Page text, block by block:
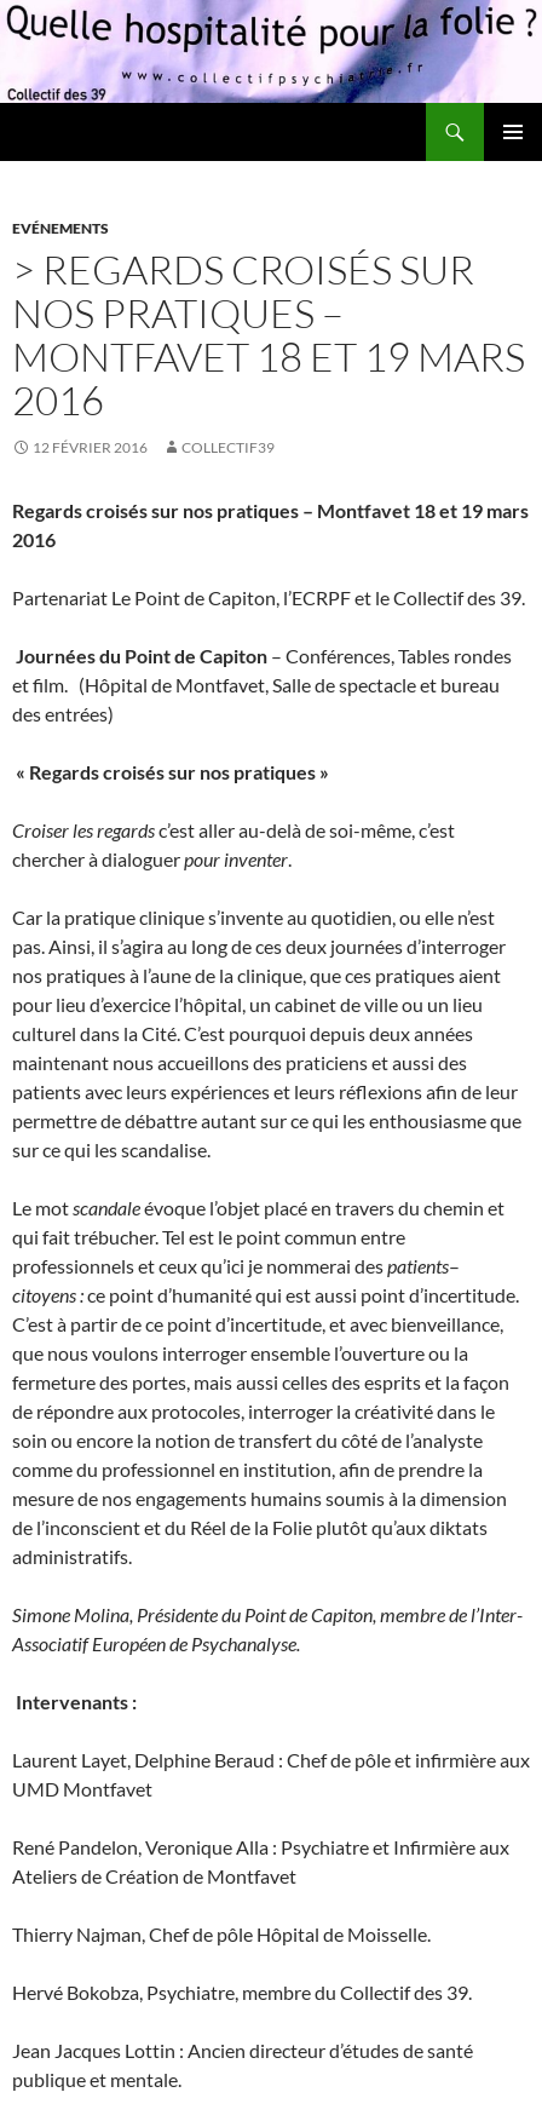
EVÉNEMENTS
> REGARDS CROISÉS SUR
NOS PRATIQUES –
MONTFAVET 18 ET 19 MARS
2016
12 FÉVRIER 2016 COLLECTIF39
Regards croisés sur nos pratiques – Montfavet 18 et 19 mars
2016
Partenariat Le Point de Capiton, l’ECRPF et le Collectif des 39.
Journées du Point de Capiton – Conférences, Tables rondes
et film. (Hôpital de Montfavet, Salle de spectacle et bureau
des entrées)
« Regards croisés sur nos pratiques »
Croiser les regardsc’est aller au-delà de soi-même, c’est
chercher à dialoguerpour inventer.
Car la pratique clinique s’invente au quotidien, ou elle n’est
pas. Ainsi, il s’agira au long de ces deux journées d’interroger
nos pratiques à l’aune de la clinique, que ces pratiques aient
pour lieu d’exercice l’hôpital, un cabinet de ville ou un lieu
culturel dans la Cité. C’est pourquoi depuis deux années
maintenant nous accueillons des praticiens et aussi des
patients avec leurs expériences et leurs réflexions afin de leur
permettre de débattre autant sur ce qui les enthousiasme que
sur ce qui les scandalise.
Le motscandaleévoque l’objet placé en travers du chemin et
qui fait trébucher. Tel est le point commun entre
professionnels et ceux qu’ici je nommerai despatients–
citoyens :ce point d’humanité qui est aussi point d’incertitude.
C’est à partir de ce point d’incertitude, et avec bienveillance,
que nous voulons interroger ensemble l’ouverture ou la
fermeture des portes, mais aussi celles des esprits et la façon
de répondre aux protocoles, interroger la créativité dans le
soin ou encore la notion de transfert du côté de l’analyste
comme du professionnel en institution, afin de prendre la
mesure de nos engagements humains soumis à la dimension
de l’inconscient et du Réel de la Folie plutôt qu’aux diktats
administratifs.
Simone Molina, Présidente du Point de Capiton, membre de l’Inter-
Associatif Européen de Psychanalyse.
Intervenants :
Laurent Layet, Delphine Beraud : Chef de pôle et infirmière aux
UMD Montfavet
René Pandelon, Veronique Alla : Psychiatre et Infirmière aux
Ateliers de Création de Montfavet
Thierry Najman, Chef de pôle Hôpital de Moisselle.
Hervé Bokobza, Psychiatre, membre du Collectif des 39.
Jean Jacques Lottin : Ancien directeur d’études de santé
publique et mentale.